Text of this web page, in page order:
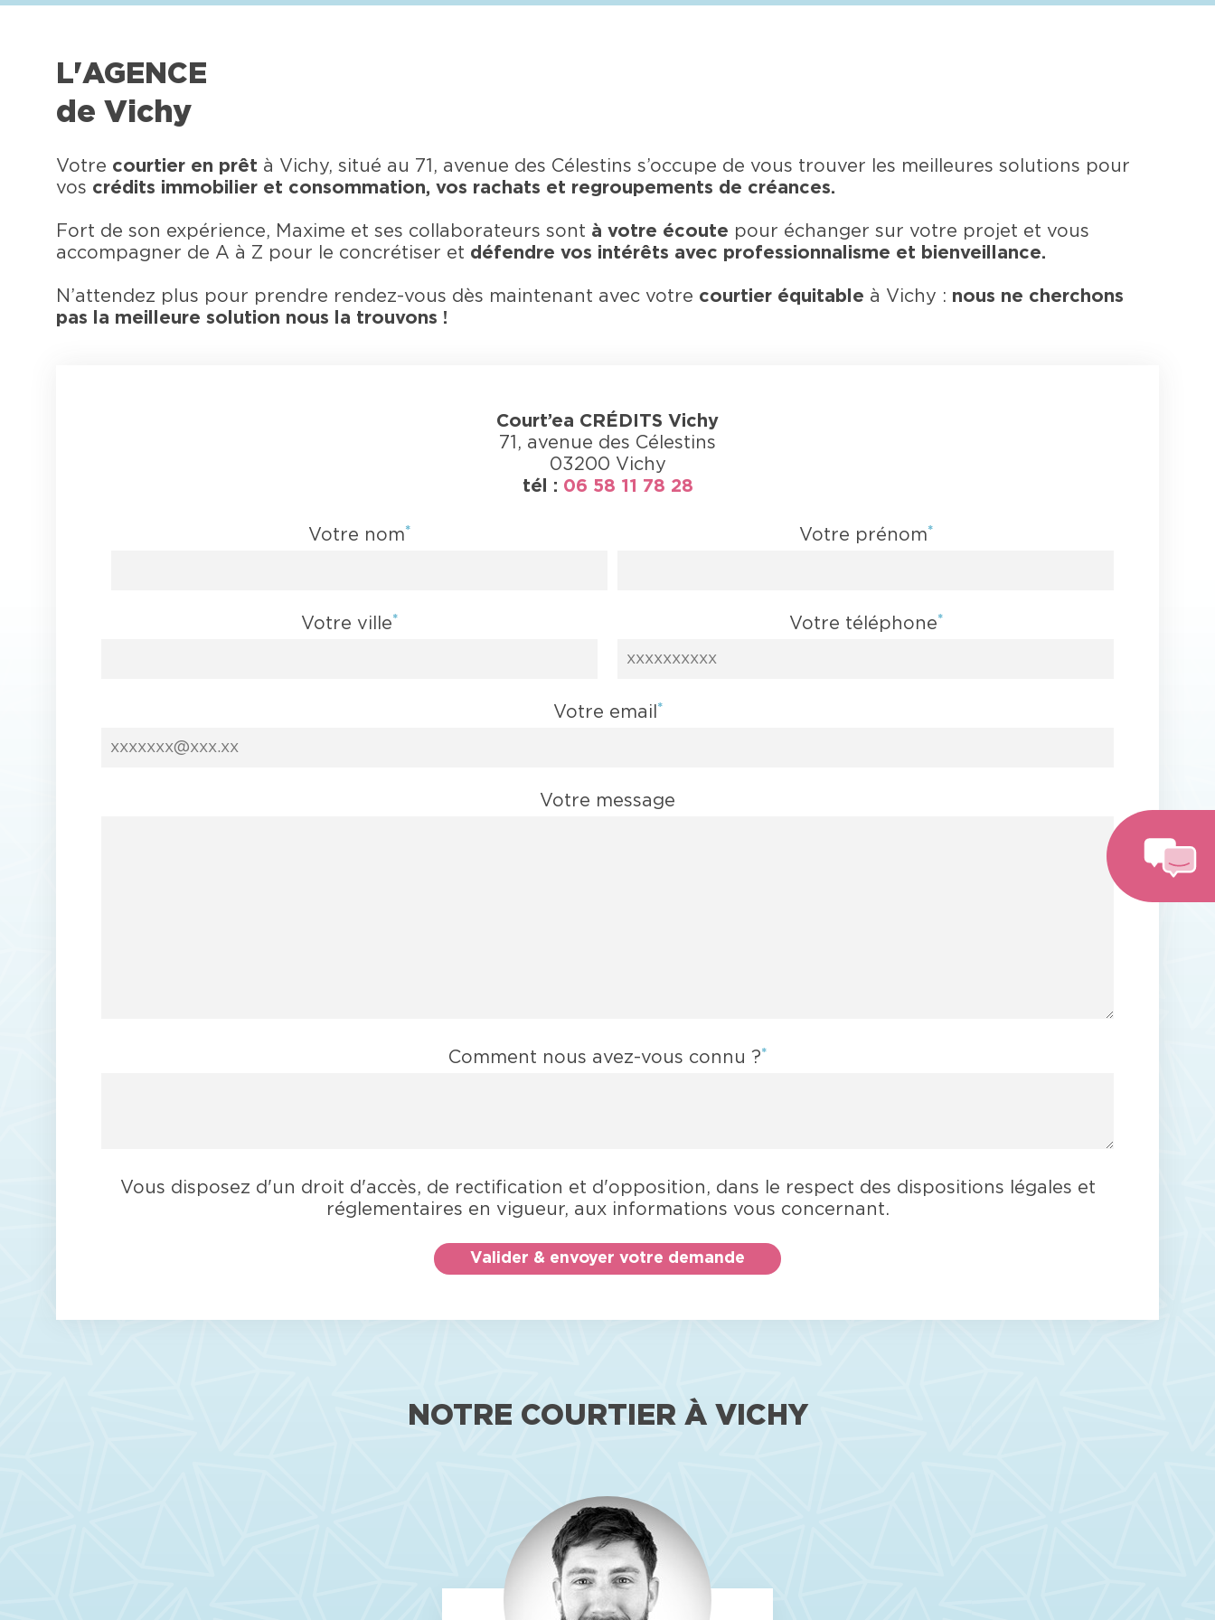
L'AGENCE
de Vichy
Votre courtier en prêt à Vichy, situé au 71, avenue des Célestins s’occupe de vous trouver les meilleures solutions pour
vos crédits immobilier et consommation, vos rachats et regroupements de créances.
Fort de son expérience, Maxime et ses collaborateurs sont à votre écoute pour échanger sur votre projet et vous
accompagner de A à Z pour le concrétiser et défendre vos intérêts avec professionnalisme et bienveillance.
N’attendez plus pour prendre rendez-vous dès maintenant avec votre courtier équitable à Vichy : nous ne cherchons
pas la meilleure solution nous la trouvons !
Court’ea CRÉDITS Vichy
71, avenue des Célestins
03200 Vichy
tél : 06 58 11 78 28
Votre nom* Votre prénom*
Votre ville* Votre téléphone*
Votre email *
Votre message
Comment nous avez-vous connu ?*
Vous disposez d'un droit d'accès, de rectification et d'opposition, dans le respect des dispositions légales et
réglementaires en vigueur, aux informations vous concernant.
NOTRE COURTIER À VICHY